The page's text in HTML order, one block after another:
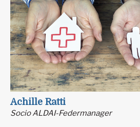
Achille Ratti
Socio ALDAI-Federmanager